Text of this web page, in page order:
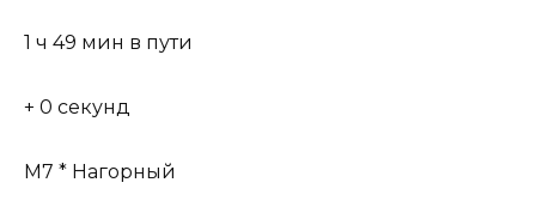
1 ч 49 мин в пути
+ 0 секунд
М7 * Нагорный